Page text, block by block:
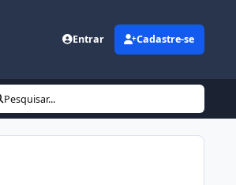
Entrar Cadastre-se
Pesquisar...